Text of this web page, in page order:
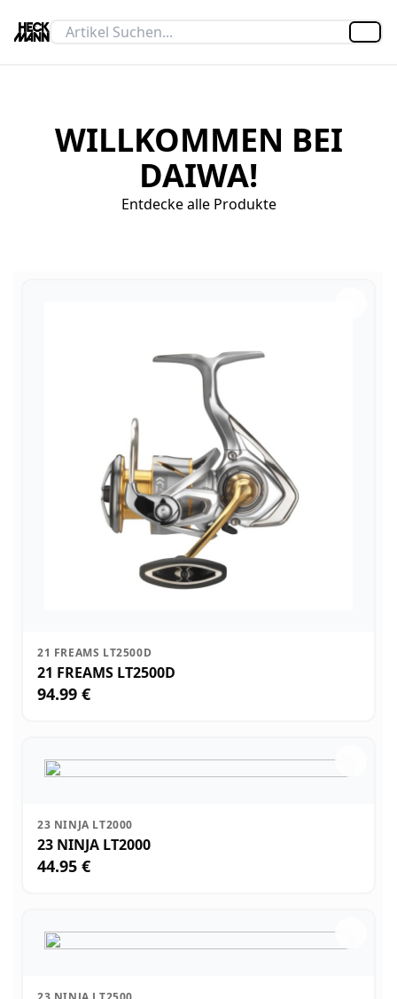
WILLKOMMEN BEI
DAIWA!
Entdecke alle Produkte
21 FREAMS LT2500D
21 FREAMS LT2500D
94.99 €
23 NINJA LT2000
23 NINJA LT2000
44.95 €